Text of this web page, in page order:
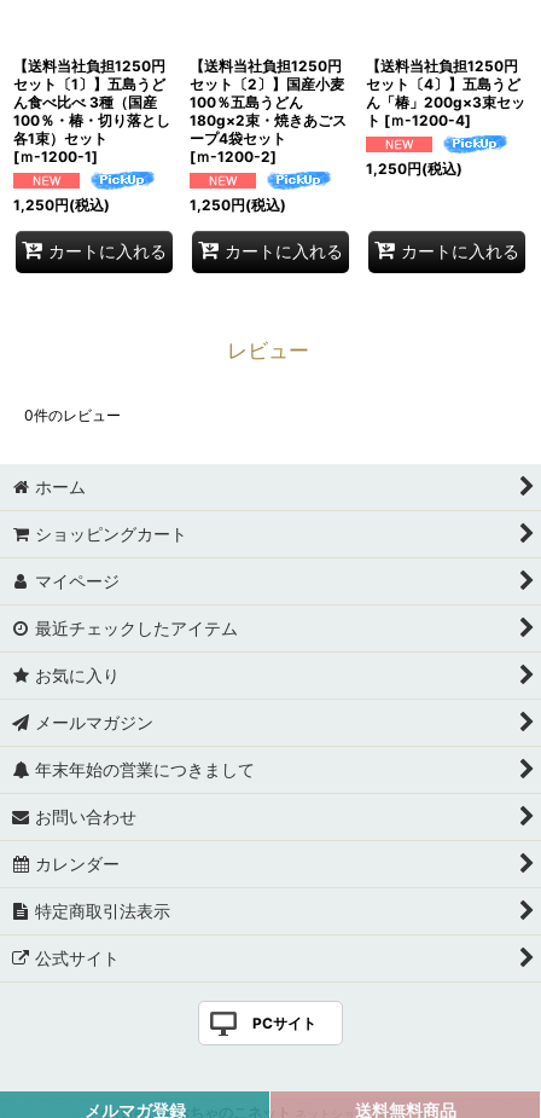
【送料当社負担1250円
セット〔1〕】五島うど
ん食べ比べ 3種（国産
100％・椿・切り落とし
各1束）セット
[ｍ-1200-1]
1,250円(税込)
カートに入れる
【送料当社負担1250円
セット〔2〕】国産小麦
100％五島うどん
180g×2束・焼きあごス
ープ4袋セット
[ｍ-1200-2]
1,250円(税込)
カートに入れる
【送料当社負担1250円
セット〔4〕】五島うど
ん「椿」200g×3束セッ
ト [ｍ-1200-4]
1,250円(税込)
カートに入れる
レビュー
0件のレビュー
メルマガ登録 送料無料商品
ホーム
ショッピングカート
マイページ
最近チェックしたアイテム
お気に入り
メールマガジン
年末年始の営業につきまして
お問い合わせ
カレンダー
特定商取引法表示
公式サイト
PCサイト
Powered byおちゃのこネット ネットショップ作成サービス